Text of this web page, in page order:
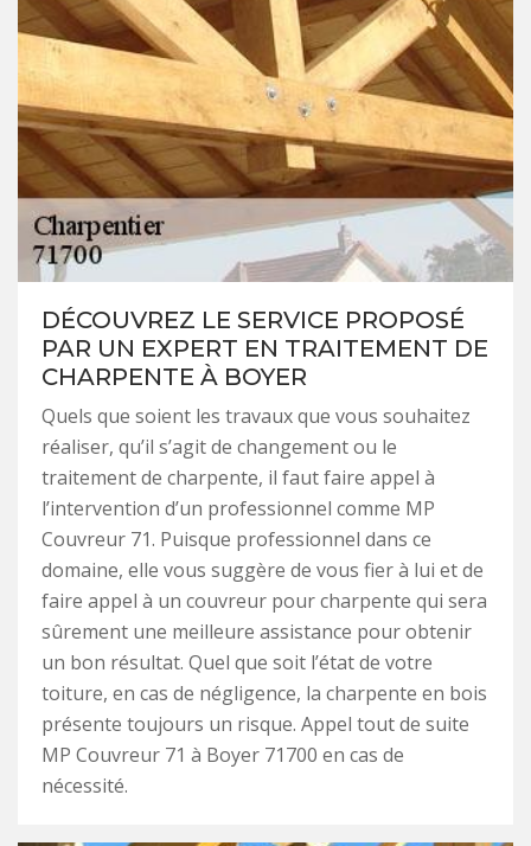
DÉCOUVREZ LE SERVICE PROPOSÉ
PAR UN EXPERT EN TRAITEMENT DE
CHARPENTE À BOYER
Quels que soient les travaux que vous souhaitez
réaliser, qu’il s’agit de changement ou le
traitement de charpente, il faut faire appel à
l’intervention d’un professionnel comme MP
Couvreur 71. Puisque professionnel dans ce
domaine, elle vous suggère de vous fier à lui et de
faire appel à un couvreur pour charpente qui sera
sûrement une meilleure assistance pour obtenir
un bon résultat. Quel que soit l’état de votre
toiture, en cas de négligence, la charpente en bois
présente toujours un risque. Appel tout de suite
MP Couvreur 71 à Boyer 71700 en cas de
nécessité.